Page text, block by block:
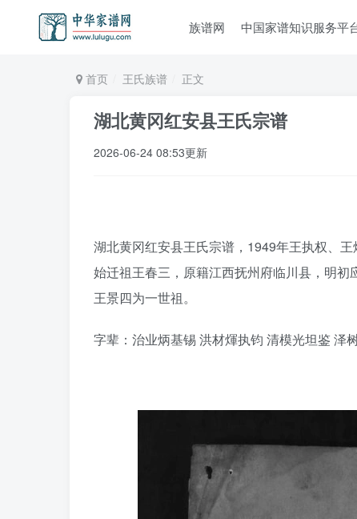
族谱网 中国家谱知识服务平
首页 王氏族谱 正文
湖北黄冈红安县王氏宗谱
2026-06-24 08:53更新
湖北黄冈红安县王氏宗谱，1949年王执权、王
始迁祖王春三，原籍江西抚州府临川县，明
王景四为一世祖。
字辈：治业炳基锡 洪材煇执钧 清模光坦鉴 泽